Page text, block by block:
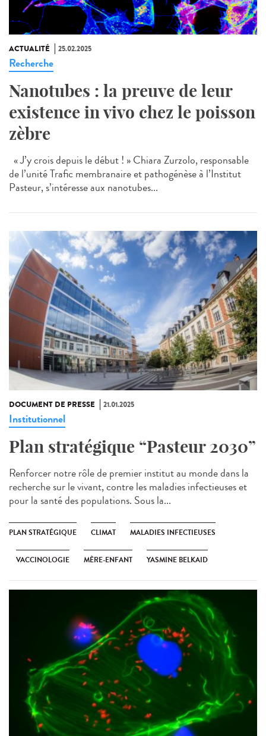
ACTUALITÉ 25.02.2025
Recherche
Nanotubes : la preuve de leur
existence in vivo chez le poisson
zèbre
« J’y crois depuis le début ! » Chiara Zurzolo, responsable
de l’unité Trafic membranaire et pathogénèse à l’Institut
Pasteur, s’intéresse aux nanotubes...
DOCUMENT DE PRESSE 21.01.2025
Institutionnel
Plan stratégique “Pasteur 2030”
Renforcer notre rôle de premier institut au monde dans la
recherche sur le vivant, contre les maladies infectieuses et
pour la santé des populations. Sous la...
PLAN STRATÉGIQUE CLIMAT MALADIES INFECTIEUSES
VACCINOLOGIE MÈRE-ENFANT YASMINE BELKAID